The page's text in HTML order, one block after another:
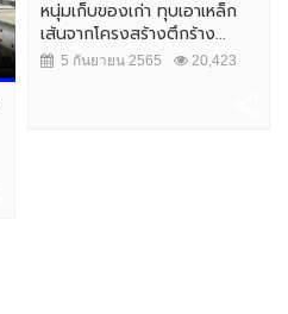
หนุ่มเก็บของเก่า ทุบเอาเหล็ก
เส้นจากโครงสร้างตึกร้าง...
5 กันยายน 2565 20,423